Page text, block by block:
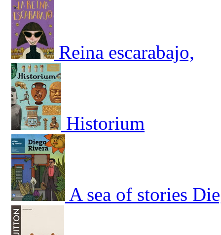
Reina escarabajo,
Historium
A sea of stories